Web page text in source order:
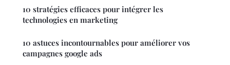
10 stratégies efficaces pour intégrer les
technologies en marketing
10 astuces incontournables pour améliorer vos
campagnes google ads